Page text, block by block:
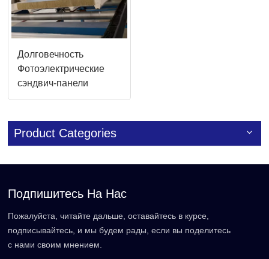
Долговечность
Фотоэлектрические
сэндвич-панели
Оригинальный
Product Categories
Подпишитесь На Нас
Пожалуйста, читайте дальше, оставайтесь в курсе,
подписывайтесь, и мы будем рады, если вы поделитесь
с нами своим мнением.